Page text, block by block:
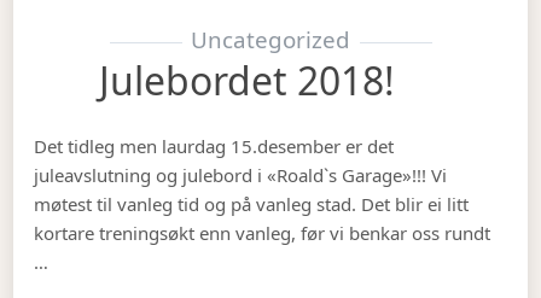
Uncategorized
Julebordet 2018!
Det tidleg men laurdag 15.desember er det
juleavslutning og julebord i «Roald`s Garage»!!! Vi
møtest til vanleg tid og på vanleg stad. Det blir ei litt
kortare treningsøkt enn vanleg, før vi benkar oss rundt
…